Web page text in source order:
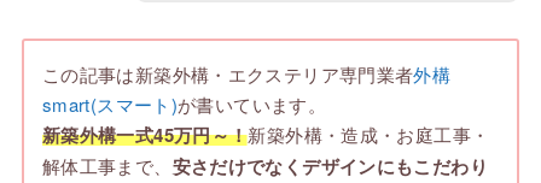
この記事は新築外構・エクステリア専門業者外構
smart(スマート)が書いています。
新築外構一式45万円～！新築外構・造成・お庭工事・
解体工事まで、 安さだけでなくデザインにもこだわり